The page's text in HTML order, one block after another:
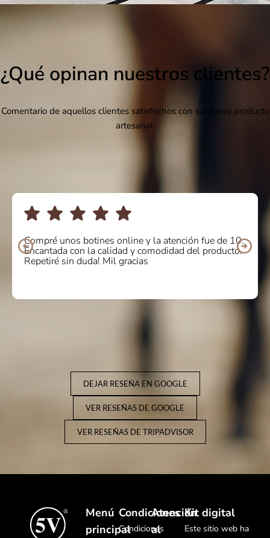
¿Qué opinan nuestros clientes?
Comentario de aquellos clientes satisfechos con su nuevo producto
artesanal.
Compré unos botines online y la atención fue de 10.
Encantada con la calidad y comodidad del producto.
Repetiré sin duda! Mil gracias
DEJAR RESEÑA EN GOOGLE
VER RESEÑAS DE GOOGLE
VER RESEÑAS DE TRIPADVISOR
Menú
principal
Condiciones
Condiciones
Atención
al
Kit digital
Este sitio web ha